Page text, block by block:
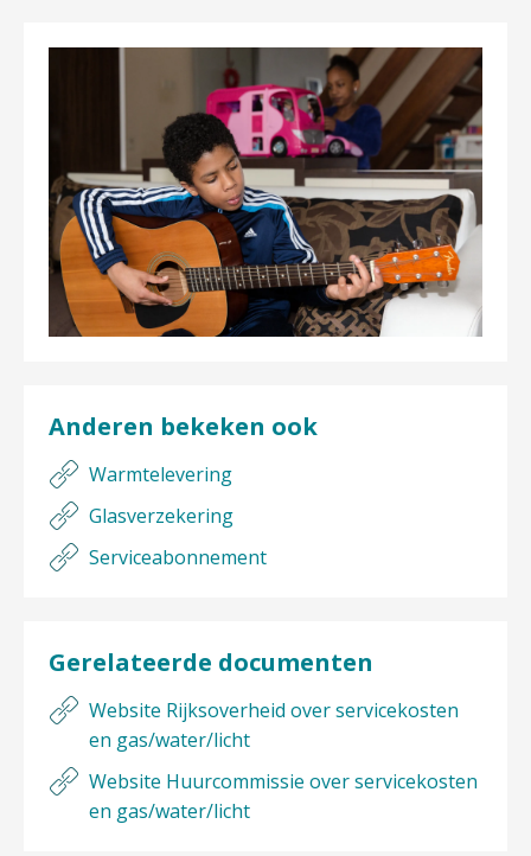
Anderen bekeken ook
Warmtelevering
Glasverzekering
Serviceabonnement
Gerelateerde documenten
Website Rijksoverheid over servicekosten
en gas/water/licht
Website Huurcommissie over servicekosten
en gas/water/licht